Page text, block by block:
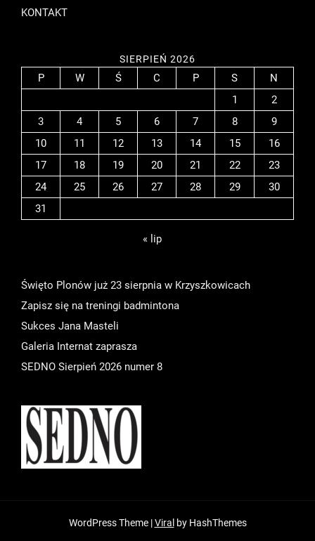
KONTAKT
SIERPIEŃ 2026
P W Ś C P S
N
1
2
3
4 5 6 7 8
9
10
11 12 13 14 15
16
17
18 19 20 21 22
23
24
25 26 27 28 29
30
31
« lip
Święto Plonów już 23 sierpnia w Krzyszkowicach
Zapisz się na treningi badmintona
Sukces Jana Masteli
Galeria Internat zaprasza
SEDNO Sierpień 2026 numer 8
WordPress Theme |Viral by HashThemes